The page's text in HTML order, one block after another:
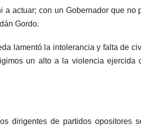
a actuar; con un Gobernador que no
Gordo.
lamentó la intolerancia y falta de
un alto a la violencia ejercida
dirigentes de partidos opositores